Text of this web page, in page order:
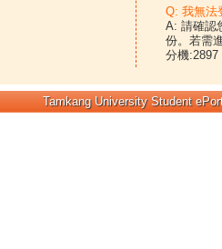
Q: 我無法
A: 請確認
份。若需
分機:2897
Tamkang University Student